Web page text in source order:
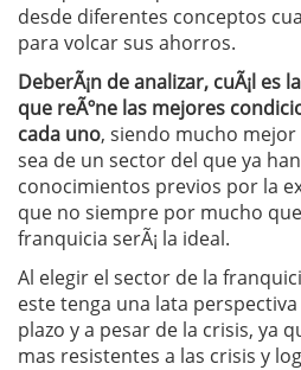
desde diferentes conceptos
para volcar sus ahorros.
DeberÃ¡n de analizar, cuÃ¡l es
que reÃºne las mejores
cada uno, siendo mucho
sea de un sector del que ya
conocimientos previos por la
que no siempre por mucho
franquicia serÃ¡ la ideal.
Al elegir el sector de la
este tenga una lata
plazo y a pesar de la crisis, ya
mas resistentes a las crisis y